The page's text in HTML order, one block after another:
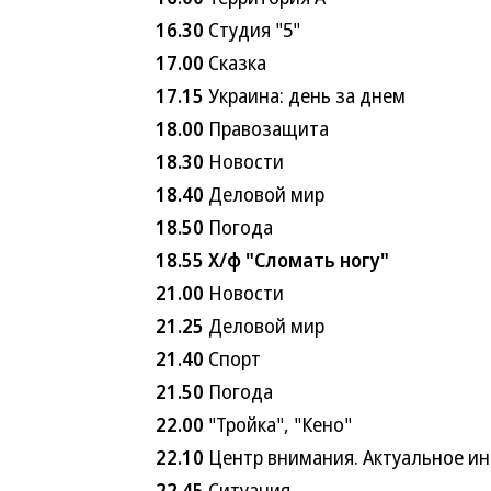
16.30 Студия "5"
17.00 Сказка
17.15 Украина: день за днем
18.00 Правозащита
18.30 Новости
18.40 Деловой мир
18.50 Погода
18.55 Х/ф "Сломать ногу"
21.00 Новости
21.25 Деловой мир
21.40 Спорт
21.50 Погода
22.00 "Тройка", "Кено"
22.10 Центр внимания. Актуальное